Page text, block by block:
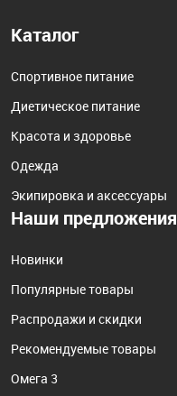
Каталог
Спортивное питание
Диетическое питание
Красота и здоровье
Одежда
Экипировка и аксессуары
Наши предложения
Новинки
Популярные товары
Распродажи и скидки
Рекомендуемые товары
Омега 3